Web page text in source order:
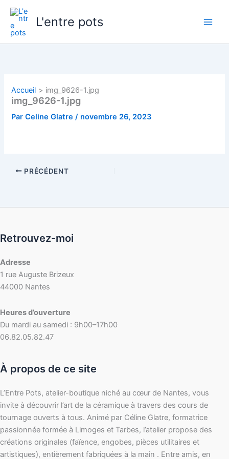
Aller
contenu
L'entre pots
Accueil img_9626-1.jpg
img_9626-1.jpg
ParCeline Glatre/ novembre 26, 2023
PRÉCÉDENT
Retrouvez-moi
Adresse
1 rue Auguste Brizeux
44000 Nantes
Heures d’ouverture
Du mardi au samedi : 9h00–17h00
06.82.05.82.47
À propos de ce site
L’Entre Pots, atelier-boutique niché au cœur de Nantes, vous
invite à découvrir l’art de la céramique à travers des cours de
tournage ouverts à tous. Animé par Céline Glatre, formatrice
passionnée formée à Limoges et Tarbes, l’atelier propose des
créations originales (faïence, engobes, pièces utilitaires et
artistiques), entièrement fabriquées à la main . Entre amis, en